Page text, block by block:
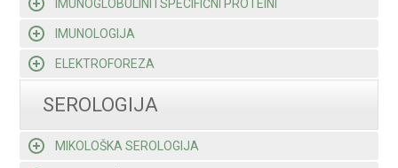
IMUNOGLOBULINI I SPECIFIČNI PROTEINI
IMUNOLOGIJA
ELEKTROFOREZA
SEROLOGIJA
MIKOLOŠKA SEROLOGIJA